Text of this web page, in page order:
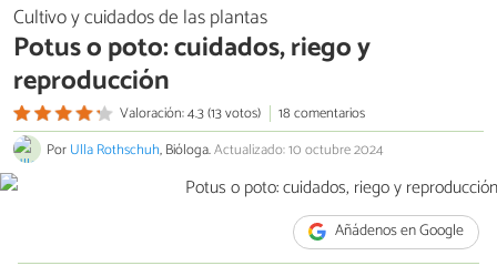
Cultivo y cuidados de las plantas
Potus o poto: cuidados, riego y
reproducción
Valoración: 4.3 (13 votos)
18 comentarios
PorUlla Rothschuh, Bióloga.Actualizado: 10 octubre 2024
Añádenos en Google